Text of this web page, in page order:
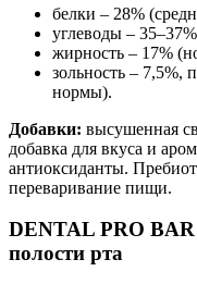
белки – 28%
углеводы –
жирность – 17%
зольность – 7,5%,
нормы).
Добавки: высушенная
добавка для вкуса и
антиоксиданты.
переваривание пищи.
DENTAL PRO BAR
полости рта